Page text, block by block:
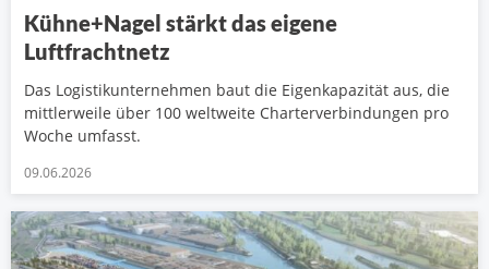
Kühne+Nagel stärkt das eigene
Luftfrachtnetz
Das Logistikunternehmen baut die Eigenkapazität aus, die
mittlerweile über 100 weltweite Charterverbindungen pro
Woche umfasst.
09.06.2026